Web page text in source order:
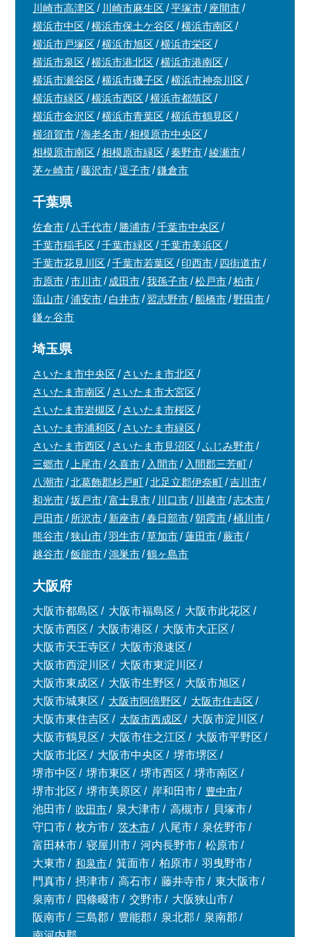
川崎市高津区
川崎市麻生区 平塚市
座間市
横浜市中区
横浜市保土ケ谷区
横浜市南区
横浜市戸塚区
横浜市旭区
横浜市栄区
横浜市泉区
横浜市港北区
横浜市港南区
横浜市瀬谷区
横浜市磯子区
横浜市神奈川区
横浜市緑区
横浜市西区
横浜市都筑区
横浜市金沢区
横浜市青葉区
横浜市鶴見区
横須賀市
海老名市
相模原市中央区
相模原市南区
相模原市緑区 秦野市
綾瀬市
茅ヶ崎市
藤沢市 逗子市 鎌倉市
千葉県
佐倉市 八千代市 勝浦市
千葉市中央区
千葉市稲毛区
千葉市緑区
千葉市美浜区
千葉市花見川区
千葉市若葉区 印西市
四街道市
市原市
市川市 成田市 我孫子市 松戸市
柏市
流山市
浦安市 白井市 習志野市 船橋市
野田市
鎌ヶ谷市
埼玉県
さいたま市中央区
さいたま市北区
さいたま市南区
さいたま市大宮区
さいたま市岩槻区
さいたま市桜区
さいたま市浦和区
さいたま市緑区
さいたま市西区
さいたま市見沼区
ふじみ野市
三郷市
上尾市 久喜市 入間市
入間郡三芳町
八潮市
北葛飾郡杉戸町 北足立郡伊奈町
吉川市
和光市
坂戸市 富士見市 川口市 川越市
志木市
戸田市
所沢市 新座市 春日部市 朝霞市
桶川市
熊谷市
狭山市 羽生市 草加市 蓮田市
蕨市
越谷市
飯能市 鴻巣市 鶴ヶ島市
大阪府
大阪市都島区 大阪市福島区
大阪市此花区
大阪市西区
大阪市港区
大阪市大正区
大阪市天王寺区
大阪市浪速区
大阪市西淀川区
大阪市東淀川区
大阪市東成区
大阪市生野区
大阪市旭区
大阪市城東区
大阪市阿倍野区
大阪市住吉区
大阪市東住吉区
大阪市西成区
大阪市淀川区
大阪市鶴見区
大阪市住之江区
大阪市平野区
大阪市北区
大阪市中央区
堺市堺区
堺市中区
堺市東区 堺市西区
堺市南区
堺市北区
堺市美原区 岸和田市
豊中市
池田市
吹田市 泉大津市 高槻市
貝塚市
守口市
枚方市 茨木市 八尾市
泉佐野市
富田林市
寝屋川市 河内長野市
松原市
大東市
和泉市 箕面市 柏原市
羽曳野市
門真市
摂津市 高石市 藤井寺市
東大阪市
泉南市
四條畷市 交野市
大阪狭山市
阪南市
三島郡 豊能郡 泉北郡
泉南郡